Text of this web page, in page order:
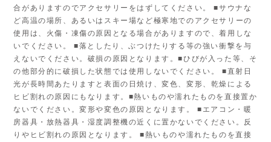
合がありますのでアクセサリーをはずしてください。 ■サウナな
ど高温の場所、あるいはスキー場など極寒地でのアクセサリーの
使用は、火傷・凍傷の原因となる場合がありますので、着用しな
いでください。 ■落としたり、ぶつけたりする等の強い衝撃を与
えないでください。破損の原因となります。■ひびが入った等、そ
の他部分的に破損した状態では使用しないでください。 ■直射日
光が長時間あたりますと表面の日焼け、変色、変形、乾燥による
ヒビ割れの原因にもなります。■熱いものや濡れたものを直接置か
ないでください。変形や変色の原因となります。 ■エアコン・暖
房器具・放熱器具・湿度調整機の近くに置かないでください。反
りやヒビ割れの原因となります。 ■熱いものや濡れたものを直接